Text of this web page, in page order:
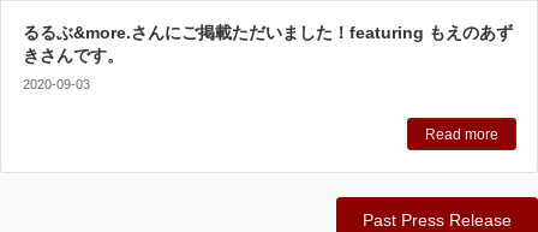
るるぶ&more.さんにご掲載ただいました！featuring もえのあず
きさんです。
2020-09-03
Read more
Past Press Release